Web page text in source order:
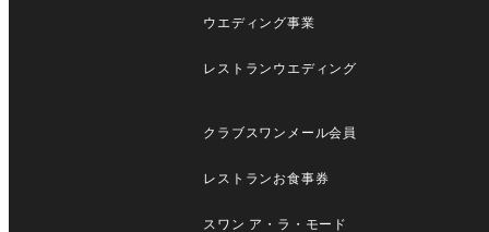
ウエディング事業
レストランウエディング
クラブスワンメール会員
レストランお食事券
スワン ア・ラ・モード